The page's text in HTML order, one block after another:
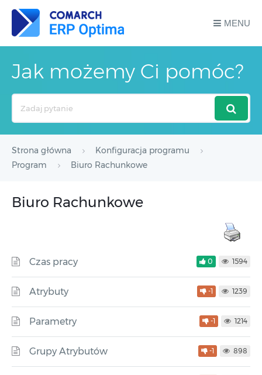
MENU
Jak możemy Ci pomóc?
Strona główna
Konfiguracja programu
Program
Biuro Rachunkowe
Biuro Rachunkowe
Czas pracy 0 1594
Atrybuty -1 1239
Parametry -1 1214
Grupy Atrybutów -1 898